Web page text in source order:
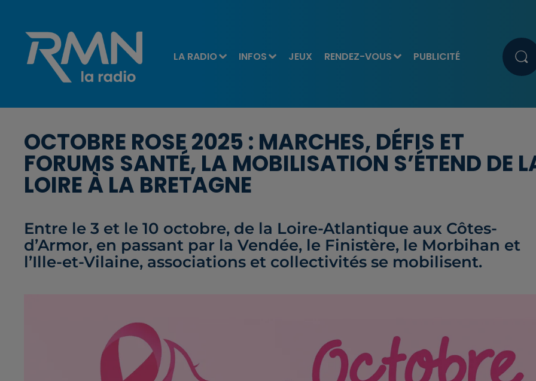
LA RADIO INFOS JEUX RENDEZ-VOUS PUBLICITÉ
OCTOBRE ROSE 2025 : MARCHES, DÉFIS ET
FORUMS SANTÉ, LA MOBILISATION S’ÉTEND DE
LOIRE À LA BRETAGNE
Entre le 3 et le 10 octobre, de la Loire-Atlantique aux Côtes-
d’Armor, en passant par la Vendée, le Finistère, le Morbihan et
l’Ille-et-Vilaine, associations et collectivités se mobilisent.